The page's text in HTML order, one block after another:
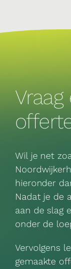
Wil je net
hieronder
Nadat je de
aan de slag
onder de
Vervolgens
gemaakte